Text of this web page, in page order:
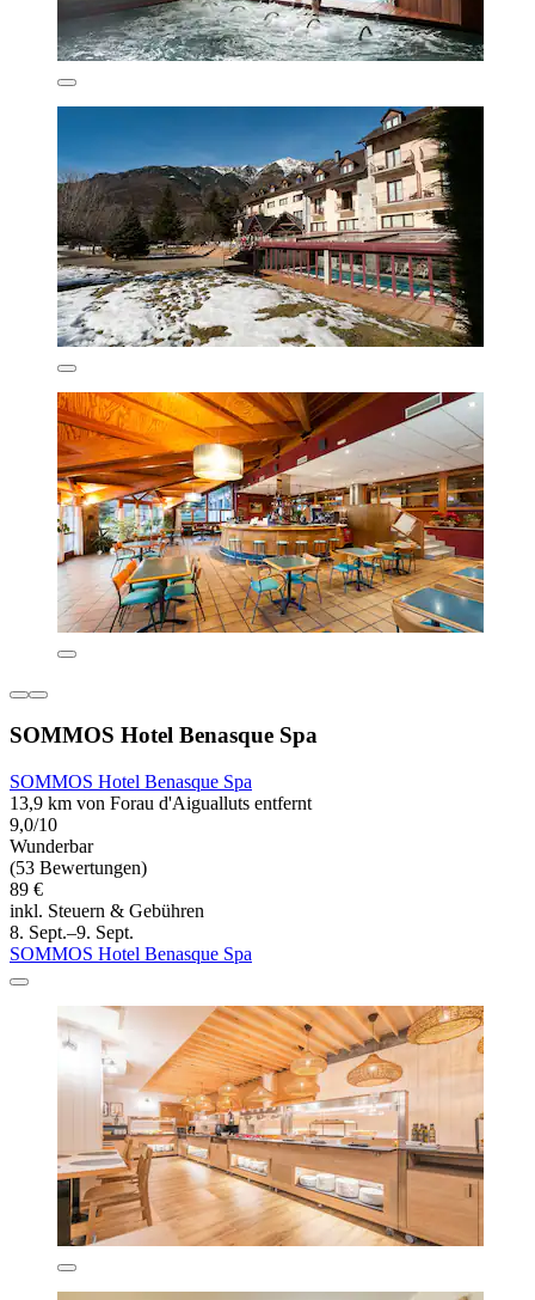
SOMMOS Hotel Benasque Spa
SOMMOS Hotel Benasque Spa
13,9 km von Forau d'Aigualluts entfernt
9,0/10
Wunderbar
(53 Bewertungen)
89 €
inkl. Steuern & Gebühren
8. Sept.–9. Sept.
SOMMOS Hotel Benasque Spa